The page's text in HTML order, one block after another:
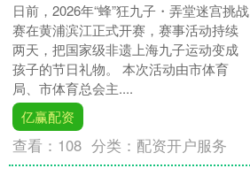
日前，2026年“蜂”狂九子・弄堂迷宫挑战
赛在黄浦滨江正式开赛，赛事活动持续
两天，把国家级非遗上海九子运动变成
孩子的节日礼物。 本次活动由市体育
局、市体育总会主....
亿赢配资
查看： 108 分类： 配资开户服务